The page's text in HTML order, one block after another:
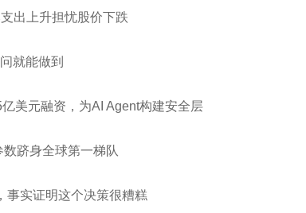
出上升担忧股价下跌
就能做到
美元融资，为AI Agent构建安全层
跻身全球第一梯队
事实证明这个决策很糟糕